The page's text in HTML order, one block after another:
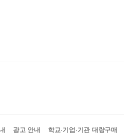
광고 안내 학교·기업·기관 대량구매